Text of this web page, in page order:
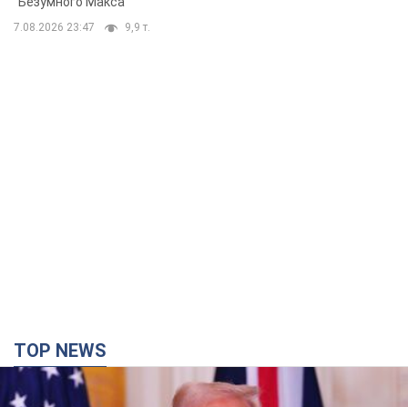
7.08.2026 23:47 9,9 т.
TOP NEWS